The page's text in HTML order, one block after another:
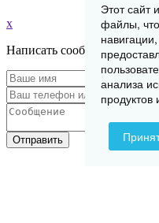
x
Написать сообщение
Отправить
Этот сайт
файлы,
анализа
продуктов